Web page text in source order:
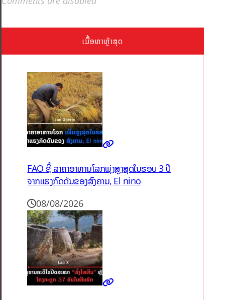
ເນື້ອຫາຫຼ້າສຸດ
FAO ຊີ້ ລາຄາອາຫານໂລກພຸ່ງສູງສຸດໃນຮອບ 3 ປີ
ຈາກແຮງກົດດັນຂອງສົງຄາມ, El nino
08/08/2026